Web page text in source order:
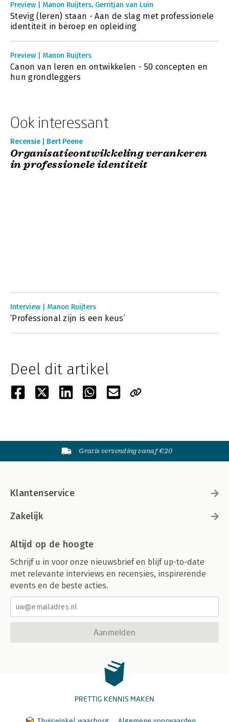
Preview | Manon Ruijters, Gerritjan van Luin
Stevig (leren) staan - Aan de slag met professionele
identiteit in beroep en opleiding
Preview | Manon Ruijters
Canon van leren en ontwikkelen - 50 concepten en
hun grondleggers
Ook interessant
Recensie | Bert Peene
Organisatieontwikkeling verankeren
in professionele identiteit
Interview | Manon Ruijters
‘Professional zijn is een keus’
Deel dit artikel
Gratis verzending vanaf €20
Klantenservice
Zakelijk
Altijd op de hoogte
Schrijf u in voor onze nieuwsbrief en blijf up-to-date
met relevante interviews en recensies, inspirerende
events en de beste acties.
Aanmelden
PRETTIG KENNIS MAKEN